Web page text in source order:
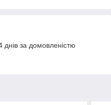
за домовленістю